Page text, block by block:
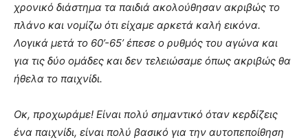
χρονικό διάστημα τα παιδιά ακολούθησαν ακριβώς το
πλάνο και νομίζω ότι είχαμε αρκετά καλή εικόνα.
Λογικά μετά το 60’-65’ έπεσε ο ρυθμός του αγώνα και
για τις δύο ομάδες και δεν τελειώσαμε όπως ακριβώς θα
ήθελα το παιχνίδι.
Οκ, προχωράμε! Είναι πολύ σημαντικό όταν κερδίζεις
ένα παιχνίδι, είναι πολύ βασικό για την αυτοπεποίθηση